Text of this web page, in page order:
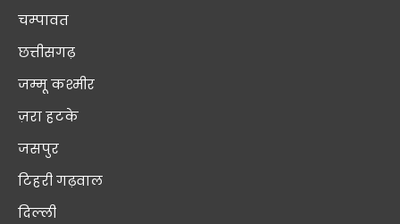
चम्पावत
छत्तीसगढ़
जम्मू कश्मीर
ज़रा हटके
जसपुर
टिहरी गढ़वाल
दिल्ली